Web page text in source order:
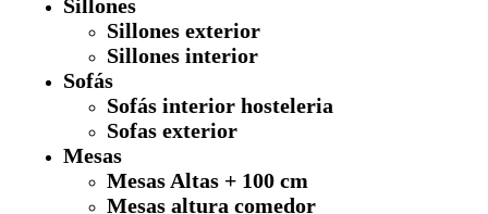
Sillones
Sillones exterior
Sillones interior
Sofás
Sofás interior hosteleria
Sofas exterior
Mesas
Mesas Altas + 100 cm
Mesas altura comedor